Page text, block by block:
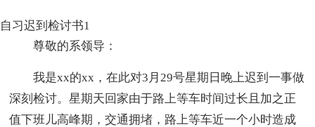
自习迟到检讨书1
尊敬的系领导：
我是xx的xx，在此对3月29号星期日晚上迟到一事做
深刻检讨。星期天回家由于路上等车时间过长且加之正
值下班儿高峰期，交通拥堵，路上等车近一个小时造成